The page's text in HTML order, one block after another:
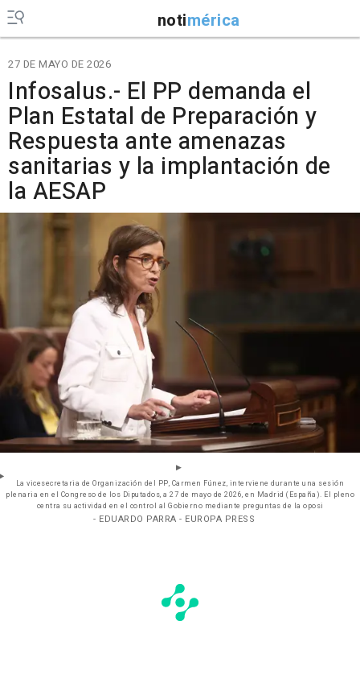
notimérica
27 DE MAYO DE 2026
Infosalus.- El PP demanda el
Plan Estatal de Preparación y
Respuesta ante amenazas
sanitarias y la implantación de
la AESAP
La vicesecretaria de Organización del PP, Carmen Fúnez, interviene durante una sesión
plenaria en el Congreso de los Diputados, a 27 de mayo de 2026, en Madrid (España). El pleno
centra su actividad en el control al Gobierno mediante preguntas de la oposi
- EDUARDO PARRA - EUROPA PRESS